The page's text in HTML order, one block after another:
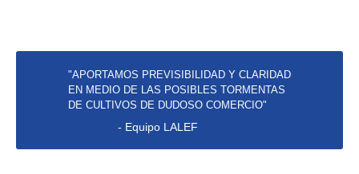
"APORTAMOS PREVISIBILIDAD Y CLARIDAD
EN MEDIO DE LAS POSIBLES TORMENTAS
DE CULTIVOS DE DUDOSO COMERCIO"
- Equipo LALEF